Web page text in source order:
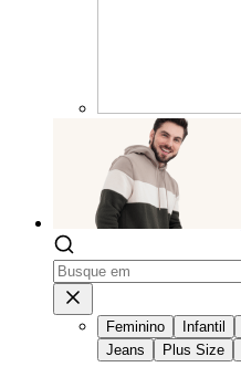
Feminino Infantil
Jeans
Plus Size